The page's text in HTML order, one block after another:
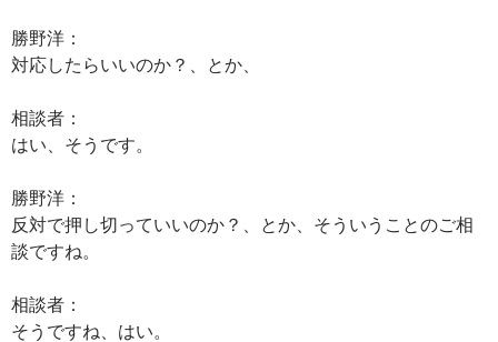
勝野洋：
対応したらいいのか？、とか、
相談者：
はい、そうです。
勝野洋：
反対で押し切っていいのか？、とか、そういうことのご相
談ですね。
相談者：
そうですね、はい。